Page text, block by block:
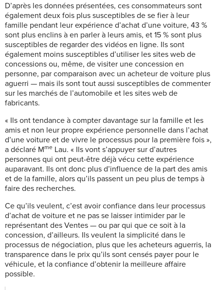
D’après les données présentées, ces consommateurs sont
également deux fois plus susceptibles de se fier à leur
famille pendant leur expérience d’achat d’une voiture, 43 %
sont plus enclins à en parler à leurs amis, et 15 % sont plus
susceptibles de regarder des vidéos en ligne. Ils sont
également moins susceptibles d’utiliser les sites web de
concessions ou, même, de visiter une concession en
personne, par comparaison avec un acheteur de voiture plus
aguerri — mais ils sont tout aussi susceptibles de commenter
sur les marchés de l’automobile et les sites web de
fabricants.
« Ils ont tendance à compter davantage sur la famille et les
amis et non leur propre expérience personnelle dans l’achat
d’une voiture et de vivre le processus pour la première fois »,
a déclaré Mme Lau. « Ils vont s’appuyer sur d’autres
personnes qui ont peut-être déjà vécu cette expérience
auparavant. Ils ont donc plus d’influence de la part des amis
et de la famille, alors qu’ils passent un peu plus de temps à
faire des recherches.
Ce qu’ils veulent, c’est avoir confiance dans leur processus
d’achat de voiture et ne pas se laisser intimider par le
représentant des Ventes — ou par qui que ce soit à la
concession, d’ailleurs. Ils veulent la simplicité dans le
processus de négociation, plus que les acheteurs aguerris, la
transparence dans le prix qu’ils sont censés payer pour le
véhicule, et la confiance d’obtenir la meilleure affaire
possible.